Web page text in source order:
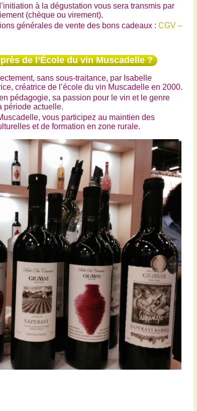
à la dégustation vous sera transmis par
(chèque ou virement).
générales de vente des bons cadeaux : CGV –
de l’École du vin Muscadelle ?
sans sous-traitance, par Isabelle
créatrice de l’école du vin Muscadelle en 2000.
pédagogie, sa passion pour le vin et le genre
période actuelle.
vous participez au maintien des
et de formation en zone rurale.